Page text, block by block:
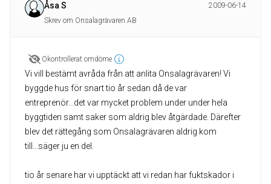
Åsa S
2009-06-14
Skrev om Onsalagrävaren AB
Okontrollerat omdöme
Vi vill bestämt avråda från att anlita Onsalagrävaren! Vi
byggde hus för snart tio år sedan då de var
entreprenör...det var mycket problem under under hela
byggtiden samt saker som aldrig blev åtgärdade. Därefter
blev det rättegång som Onsalagrävaren aldrig kom
till...säger ju en del.
tio år senare har vi upptäckt att vi redan har fuktskador i